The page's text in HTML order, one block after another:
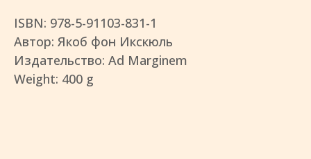
ISBN: 978-5-91103-831-1
Автор: Якоб фон Икскюль
Издательство: Ad Marginem
Weight: 400 g